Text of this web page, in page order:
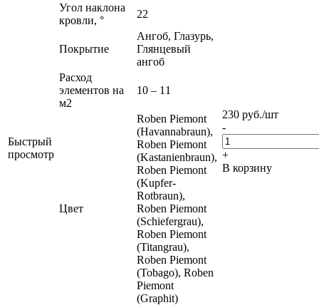
Быстрый
просмотр
Угол наклона
кровли, °
22
Покрытие
Ангоб, Глазурь,
Глянцевый
ангоб
Расход
элементов на
м2
10 – 11
Цвет
Roben Piemont
(Havannabraun),
Roben Piemont
(Kastanienbraun),
Roben Piemont
(Kupfer-
Rotbraun),
Roben Piemont
(Schiefergrau),
Roben Piemont
(Titangrau),
Roben Piemont
(Tobago), Roben
Piemont
(Graphit)
230 руб./шт
-
+
В корзину